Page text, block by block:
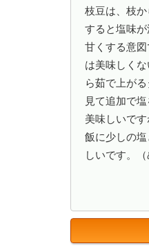
枝豆は、枝
すると塩味
甘くする意
は美味しく
ら茹で上が
見て追加で
美味しいで
飯に少しの
しいです。